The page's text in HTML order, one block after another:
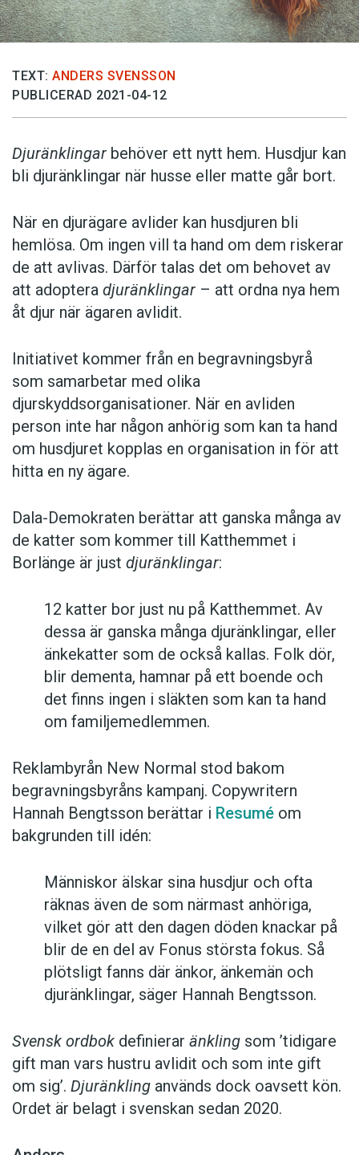
TEXT: ANDERS SVENSSON
PUBLICERAD 2021-04-12
Djuränklingar behöver ett nytt hem. Husdjur kan
bli djuränklingar när husse eller matte går bort.
När en djurägare avlider kan husdjuren bli
hemlösa. Om ingen vill ta hand om dem riskerar
de att avlivas. Därför talas det om behovet av
att adoptera djuränklingar – att ordna nya hem
åt djur när ägaren avlidit.
Initiativet kommer från en begravningsbyrå
som samarbetar med olika
djurskyddsorganisationer. När en avliden
person inte har någon anhörig som kan ta hand
om husdjuret kopplas en organisation in för att
hitta en ny ägare.
Dala-Demokraten berättar att ganska många av
de katter som kommer till Katthemmet i
Borlänge är just djuränklingar:
12 katter bor just nu på Katthemmet. Av
dessa är ganska många djuränklingar, eller
änkekatter som de också kallas. Folk dör,
blir dementa, hamnar på ett boende och
det finns ingen i släkten som kan ta hand
om familjemedlemmen.
Reklambyrån New Normal stod bakom
begravningsbyråns kampanj. Copywritern
Hannah Bengtsson berättar i Resumé om
bakgrunden till idén:
Människor älskar sina husdjur och ofta
räknas även de som närmast anhöriga,
vilket gör att den dagen döden knackar på
blir de en del av Fonus största fokus. Så
plötsligt fanns där änkor, änkemän och
djuränklingar, säger Hannah Bengtsson.
Svensk ordbok definierar änkling som ’tidigare
gift man vars hustru av­lidit och som inte gift
om sig’. Djuränkling används dock oavsett kön.
Ordet är belagt i svenskan sedan 2020.